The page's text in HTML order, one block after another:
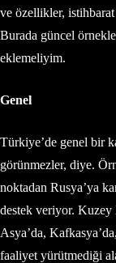
ve özellikler, istihbarat
Burada güncel
eklemeliyim.
Genel
Türkiye’de genel bir
görünmezler, diye.
noktadan Rusya’ya
destek veriyor. Kuzey
Asya’da,
faaliyet yürütmediği